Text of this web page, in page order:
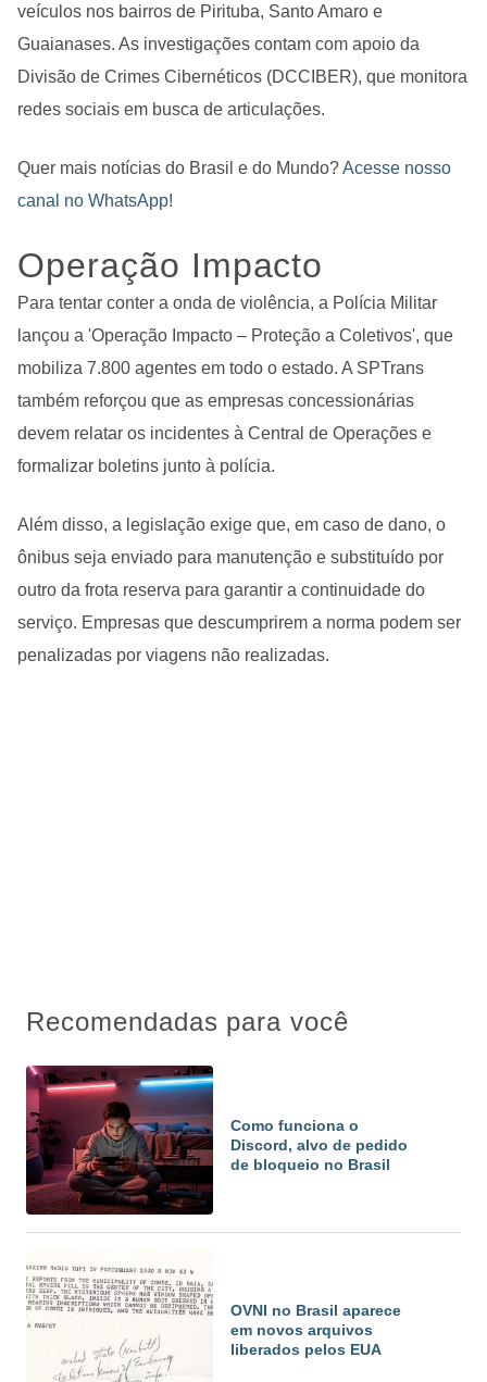
veículos nos bairros de Pirituba, Santo Amaro e
Guaianases. As investigações contam com apoio da
Divisão de Crimes Cibernéticos (DCCIBER), que monitora
redes sociais em busca de articulações.
Quer mais notícias do Brasil e do Mundo?Acesse nosso
canal no WhatsApp!
Operação Impacto
Para tentar conter a onda de violência, a Polícia Militar
lançou a 'Operação Impacto – Proteção a Coletivos', que
mobiliza 7.800 agentes em todo o estado. A SPTrans
também reforçou que as empresas concessionárias
devem relatar os incidentes à Central de Operações e
formalizar boletins junto à polícia.
Além disso, a legislação exige que, em caso de dano, o
ônibus seja enviado para manutenção e substituído por
outro da frota reserva para garantir a continuidade do
serviço. Empresas que descumprirem a norma podem ser
penalizadas por viagens não realizadas.
Recomendadas para você
Como funciona o
Discord, alvo de pedido
de bloqueio no Brasil
OVNI no Brasil aparece
em novos arquivos
liberados pelos EUA